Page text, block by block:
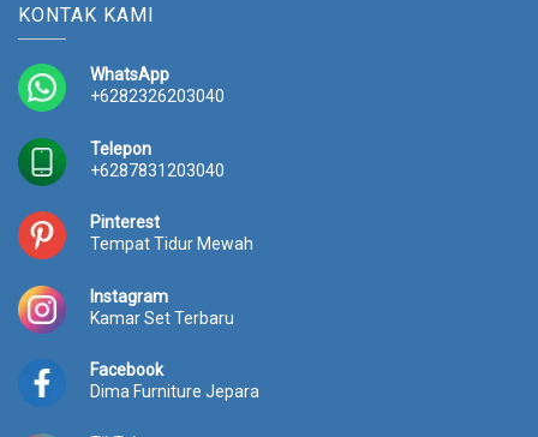
KONTAK KAMI
WhatsApp
+6282326203040
Telepon
+6287831203040
Pinterest
Tempat Tidur Mewah
Instagram
Kamar Set Terbaru
Facebook
Dima Furniture Jepara